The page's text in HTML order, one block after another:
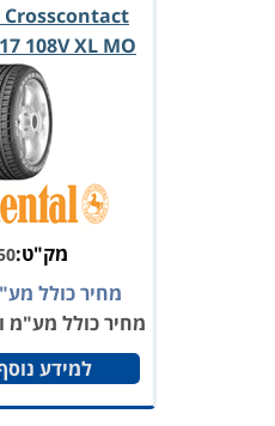
Crosscontact
108V XL MO
מק"ט:
מחיר כולל מע"מ
מחיר כולל מע"מ
למידע נוסף